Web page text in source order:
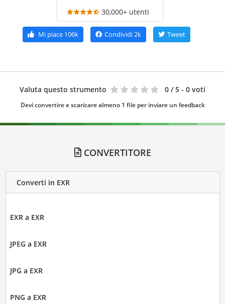
30,000+ utenti
Mi piace 106k Condividi2k Tweet
Valuta questo strumento 0 / 5 - 0 voti
Devi convertire e scaricare almeno 1 file per inviare un feedback
CONVERTITORE
Converti in EXR
EXR a EXR
JPEG a EXR
JPG a EXR
PNG a EXR